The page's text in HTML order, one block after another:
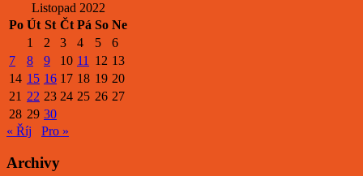
Listopad 2022
Po Út St Čt Pá So Ne
1
2 3 4 5
6
7
8 9 10 11 12 13
14 15 16 17 18 19 20
21 22 23 24 25 26 27
28 29 30
« Říj
Pro »
Archivy